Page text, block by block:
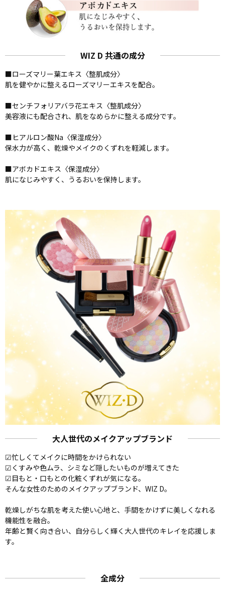
WIZ D 共通の成分
■ローズマリー葉エキス〈整肌成分〉
肌を健やかに整えるローズマリーエキスを配合。
■センチフォリアバラ花エキス〈整肌成分〉
美容液にも配合され、肌をなめらかに整える成分です。
■ヒアルロン酸Na〈保湿成分〉
保水力が高く、乾燥やメイクのくずれを軽減します。
■アボカドエキス〈保湿成分〉
肌になじみやすく、うるおいを保持します。
大人世代のメイクアップブランド
☑忙しくてメイクに時間をかけられない
☑くすみや色ムラ、シミなど隠したいものが増えてきた
☑目もと・口もとの化粧くずれが気になる。
そんな女性のためのメイクアップブランド、WIZ D。
乾燥しがちな肌を考えた使い心地と、手間をかけずに美しくなれる
機能性を融合。
年齢と賢く向き合い、自分らしく輝く大人世代のキレイを応援しま
す。
全成分